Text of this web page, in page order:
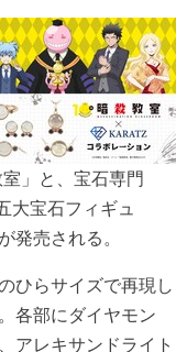
」と、宝石専門
大宝石フィギュ
発売される。
ひらサイズで再現し
各部にダイヤモン
アレキサンドライト